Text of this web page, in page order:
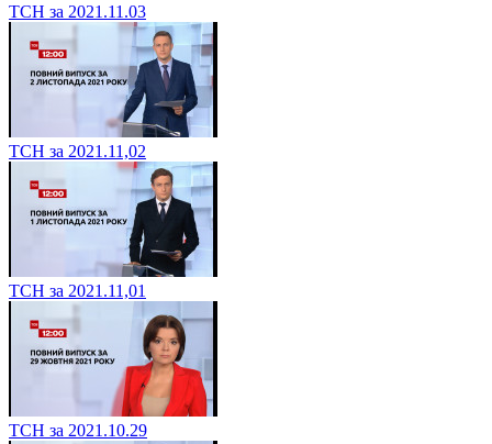
ТСН за 2021.11.03
ТСН за 2021.11,02
ТСН за 2021.11,01
ТСН за 2021.10.29